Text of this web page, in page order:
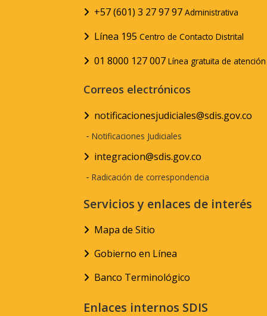
+57 (601) 3 27 97 97 Administrativa
Línea 195 Centro de Contacto Distrital
01 8000 127 007 Línea gratuita de
Correos electrónicos
notificacionesjudiciales@sdis.gov.co
- Notificaciones Judiciales
integracion@sdis.gov.co
- Radicación de correspondencia
Servicios y enlaces de interés
Mapa de Sitio
Gobierno en Línea
Banco Terminológico
Enlaces internos SDIS